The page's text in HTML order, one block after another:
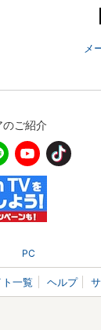
メ
ご紹介
PC
一覧 ヘルプ